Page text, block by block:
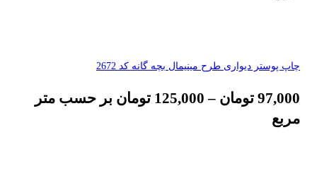
چاپ پوستر دیواری طرح مینیمال بچه گانه کد 2672
97,000 تومان –
125,000 تومان بر حسب متر
مربع